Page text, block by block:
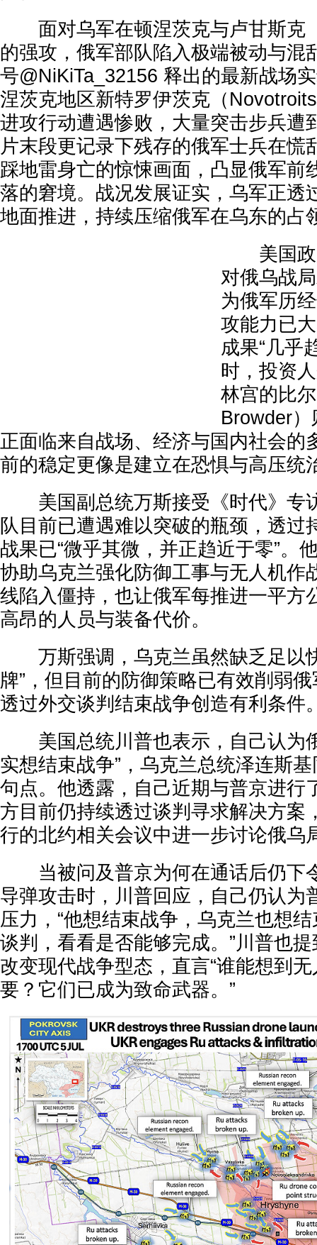
面对乌军在顿涅茨克与卢甘斯克
的强攻，俄军部队陷入极端被动与混
号@NiKiTa_32156 释出的最新战场
涅茨克地区新特罗伊茨克（
进攻行动遭遇惨败，大量突击步兵遭
片末段更记录下残存的俄军士兵在慌
踩地雷身亡的惊悚画面，凸显俄军前
落的窘境。战况发展证实，乌军正透
地面推进，持续压缩俄军在乌东的占
美国政
对俄乌战
为俄军历
攻能力已
成果“几乎
时，投资
林宫的比
Browder
正面临来自战场、经济与国内社会的
前的稳定更像是建立在恐惧与高压统
美国副总统万斯接受《时代》专
队目前已遭遇难以突破的瓶颈，透过
战果已“微乎其微，并正趋近于零”。
协助乌克兰强化防御工事与无人机作
线陷入僵持，也让俄军每推进一平方
高昂的人员与装备代价。
万斯强调，乌克兰虽然缺乏足以
牌”，但目前的防御策略已有效削弱
透过外交谈判结束战争创造有利条件
美国总统川普也表示，自己认为
实想结束战争”，乌克兰总统泽连斯
句点。他透露，自己近期与普京进行
方目前仍持续透过谈判寻求解决方案
行的北约相关会议中进一步讨论俄乌
当被问及普京为何在通话后仍下
导弹攻击时，川普回应，自己仍认为
压力，“他想结束战争，乌克兰也想
谈判，看看是否能够完成。”川普也
改变现代战争型态，直言“谁能想到
要？它们已成为致命武器。”